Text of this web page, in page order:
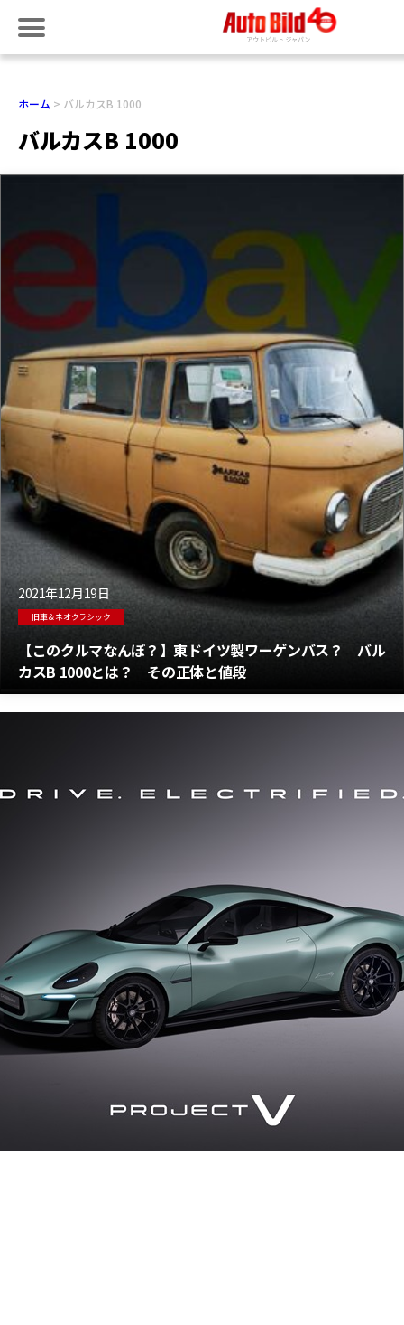
ホーム バルカスB 1000
バルカスB 1000
2021年12月19日
旧車＆ネオクラシック
【このクルマなんぼ？】東ドイツ製ワーゲンバス？ バル
カスB 1000とは？ その正体と値段